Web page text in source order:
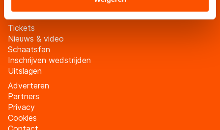
landen buiten de EU, zoals de VS, waar mogelijk geen
adequaat beschermingsniveau geldt volgens de GDPR.
Door op ‘Toestaan’ te klikken, stemt u in met deze
overdracht. Meer informatie vindt u in ons
Tickets
Nieuws & video
Schaatsfan
Inschrijven wedstrijden
Uitslagen
Adverteren
Partners
Privacy
Cookies